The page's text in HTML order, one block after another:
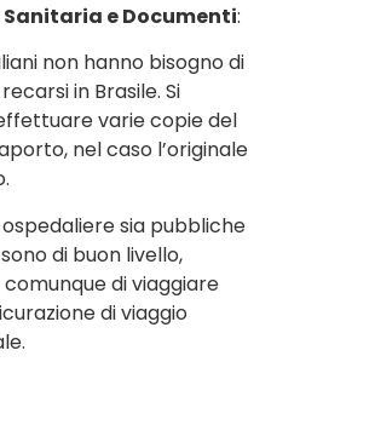
e Documenti:
non hanno bisogno di
in Brasile. Si
varie copie del
nel caso l’originale
sia pubbliche
di buon livello,
di viaggiare
di viaggio